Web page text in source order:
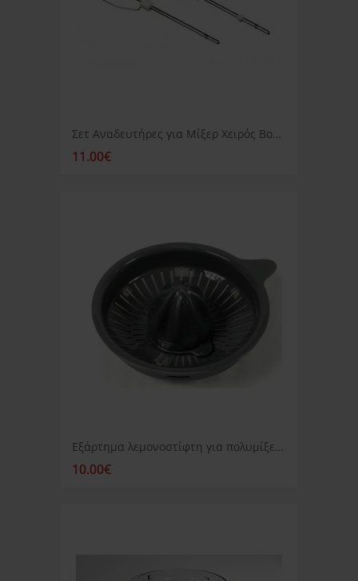
Σετ Αναδευτήρες για Μίξερ Χειρός Bosch MFQ-MQ
11.00€
Εξάρτημα λεμονοστίφτη για πολυμίξερ Kenwood FDM 785/786/788/791/796
10.00€